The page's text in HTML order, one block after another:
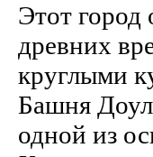
Этот город
древних
круглыми
Башня
одной из